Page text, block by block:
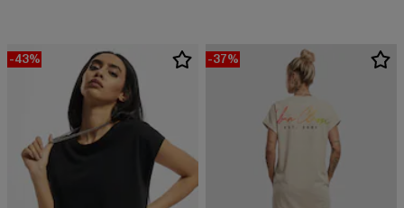
-43% -37%